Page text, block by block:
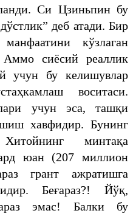
Си Цзиньпин бу
деб атади. Бир
кўзлаган
Аммо сиёсий реаллик
учун бу келишувлар
воситаси.
учун эса, ташқи
хавфидир. Бунинг
минтақа
юан (207 миллион
грант ажратишга
Беғараз?! Йўқ,
эмас! Балки бу